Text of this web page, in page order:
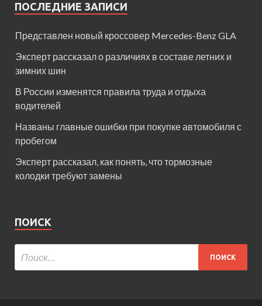
ПОСЛЕДНИЕ ЗАПИСИ
Представлен новый кроссовер Mercedes-Benz GLA
Эксперт рассказал о различиях в составе летних и
зимних шин
В России изменятся правила труда и отдыха
водителей
Названы главные ошибки при покупке автомобиля с
пробегом
Эксперт рассказал, как понять, что тормозные
колодки требуют замены
ПОИСК